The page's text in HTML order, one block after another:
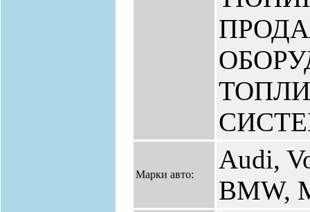
Марки авто:
Audi,
BMW,